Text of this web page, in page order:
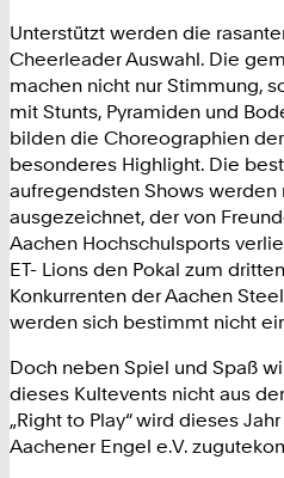
Unterstützt werden die
Cheerleader Auswahl. Die
machen nicht nur Stimmung,
mit Stunts, Pyramiden und
bilden die Choreographien
besonderes Highlight. Die
aufregendsten Shows werden
ausgezeichnet, der von
Aachen Hochschulsports
ET- Lions den Pokal zum
Konkurrenten der Aachen
werden sich bestimmt nicht
Doch neben Spiel und Spaß
dieses Kultevents nicht aus
„Right to Play“ wird dieses
Aachener Engel e.V.